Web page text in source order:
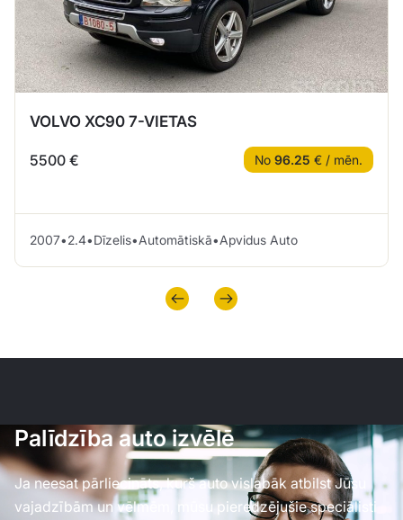
VOLVO XC90 7-VIETAS
5500 € No 96.25 € / mēn.
2007•2.4•Dīzelis•Automātiskā•Apvidus Auto
Palīdzība auto izvēlē
Ja neesat pārliecināts, kurš auto vislabāk atbilst Jūsu
vajadzībām un vēlmēm, mūsu pieredzējušie speciālisti